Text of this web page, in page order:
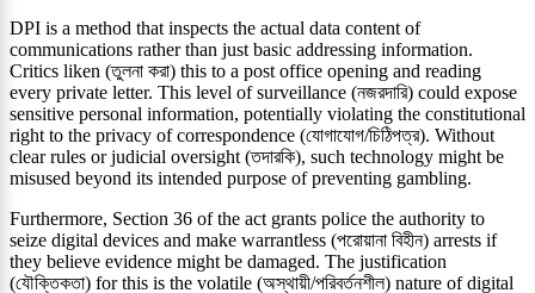
DPI is a method that inspects the actual data content of
communications rather than just basic addressing information.
Critics liken (তুলনা করা) this to a post office opening and reading
every private letter. This level of surveillance (নজরদারি) could expose
sensitive personal information, potentially violating the constitutional
right to the privacy of correspondence (যোগাযোগ/চিঠিপত্র). Without
clear rules or judicial oversight (তদারকি), such technology might be
misused beyond its intended purpose of preventing gambling.
Furthermore, Section 36 of the act grants police the authority to
seize digital devices and make warrantless (পরোয়ানা বিহীন) arrests if
they believe evidence might be damaged. The justification
(যৌক্তিকতা) for this is the volatile (অস্থায়ী/পরিবর্তনশীল) nature of digital